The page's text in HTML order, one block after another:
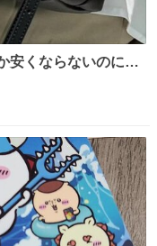
安くならないのにセ
則級にかわいい。
。